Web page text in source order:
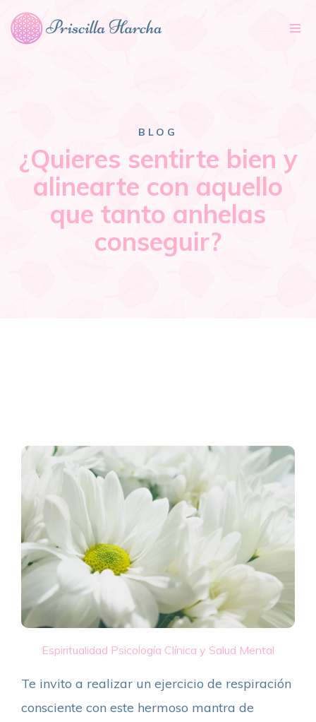
BLOG
¿Quieres sentirte bien y
alinearte con aquello
que tanto anhelas
conseguir?
Espiritualidad Psicología Clínica y Salud Mental
Te invito a realizar un ejercicio de respiración
consciente con este hermoso mantra de